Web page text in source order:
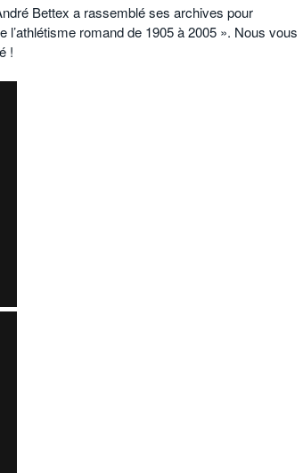
Bettex a rassemblé ses archives pour
romand de 1905 à 2005 ». Nous vous
!